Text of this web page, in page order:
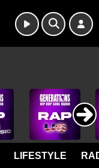
LIFESTYLE